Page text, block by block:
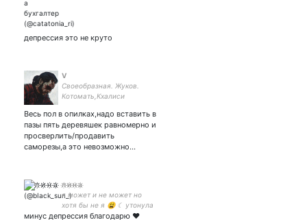
депрессия это не круто
V
Своеобразная. Жуков.
Котомать,Кхалиси
Книжки, игры, музыка,
путешествия, аниме,
фильмы, и котики ^__^
Весь пол в опилках,надо вставить в
пазы пять деревяшек равномерно и
просверлить/продавить
саморезы,а это невозможно…
л҉ и҉ н҉ а҉
я может и не может но
хотя бы не я 😩 ☾ утонула
в фандоме маги ☾ жена 💖
минус депрессия благодарю ❤️